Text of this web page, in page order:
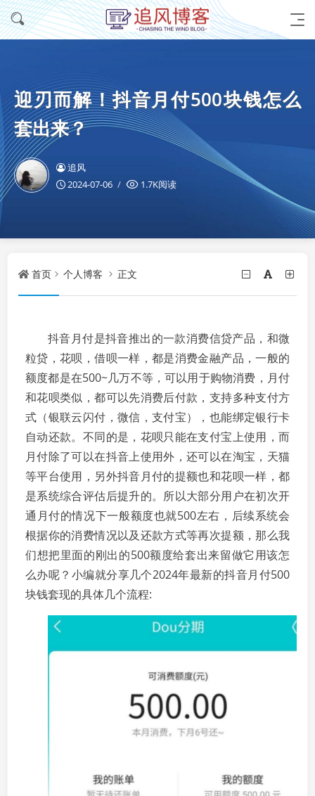
迎刃而解！抖音月付500块钱怎么
套出来？
追风
2024-07-06
1.7K阅读
首页 个人博客 正文
抖音月付是抖音推出的一款消费信贷产品，和微
粒贷，花呗，借呗一样，都是消费金融产品，一般的
额度都是在500~几万不等，可以用于购物消费，月付
和花呗类似，都可以先消费后付款，支持多种支付方
式（银联云闪付，微信，支付宝），也能绑定银行卡
自动还款。不同的是，花呗只能在支付宝上使用，而
月付除了可以在抖音上使用外，还可以在淘宝，天猫
等平台使用，另外抖音月付的提额也和花呗一样，都
是系统综合评估后提升的。所以大部分用户在初次开
通月付的情况下一般额度也就500左右，后续系统会
根据你的消费情况以及还款方式等再次提额，那么我
们想把里面的刚出的500额度给套出来留做它用该怎
么办呢？小编就分享几个2024年最新的抖音月付500
块钱套现的具体几个流程: